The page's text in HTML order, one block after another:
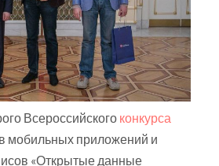
Всероссийского конкурса
мобильных приложений и
«Открытые данные